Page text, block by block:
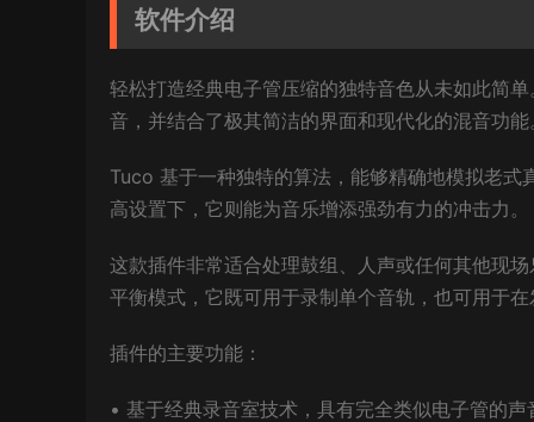
软件介绍
轻松打造经典电子管压缩的独特音色从未如此简
音，并结合了极其简洁的界面和现代化的混音功
Tuco 基于一种独特的算法，能够精确地模拟老
高设置下，它则能为音乐增添强劲有力的冲击力。
这款插件非常适合处理鼓组、人声或任何其他现
平衡模式，它既可用于录制单个音轨，也可用于
插件的主要功能：
• 基于经典录音室技术，具有完全类似电子管的声